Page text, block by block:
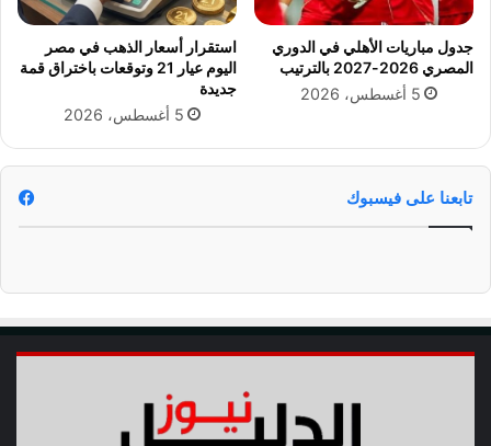
و
ل
ا
ب
ا
ط
ت
ا
د
ب
ح
ل
0
8
جدول مباريات الأهلي في الدوري
المصري 2026-2027 بالترتيب
5 أغسطس، 2026
استقرار أسعار الذهب في مصر
اليوم عيار 21 وتوقعات باختراق قمة
جديدة
5 أغسطس، 2026
تابعنا على فيسبوك